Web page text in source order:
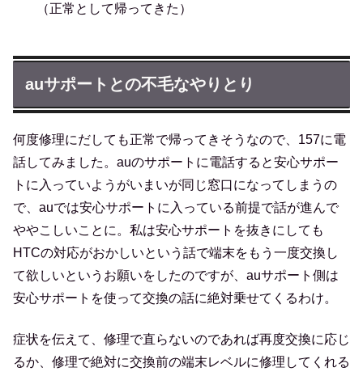
（正常として帰ってきた）
auサポートとの不毛なやりとり
何度修理にだしても正常で帰ってきそうなので、157に電
話してみました。auのサポートに電話すると安心サポー
トに入っていようがいまいが同じ窓口になってしまうの
で、auでは安心サポートに入っている前提で話が進んで
ややこしいことに。私は安心サポートを抜きにしても
HTCの対応がおかしいという話で端末をもう一度交換し
て欲しいというお願いをしたのですが、auサポート側は
安心サポートを使って交換の話に絶対乗せてくるわけ。
症状を伝えて、修理で直らないのであれば再度交換に応じ
るか、修理で絶対に交換前の端末レベルに修理してくれる